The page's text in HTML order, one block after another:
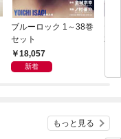
ブルーロック 1～38巻
セット
18,057
新着
26
もっと見る